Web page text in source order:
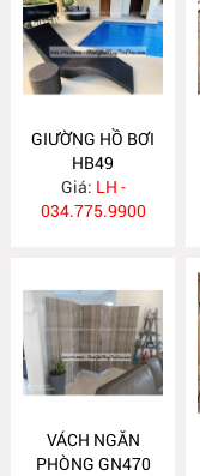
GIƯỜNG HỒ BƠI
HB49
Giá: LH -
034.775.9900
VÁCH NGĂN
PHÒNG GN470